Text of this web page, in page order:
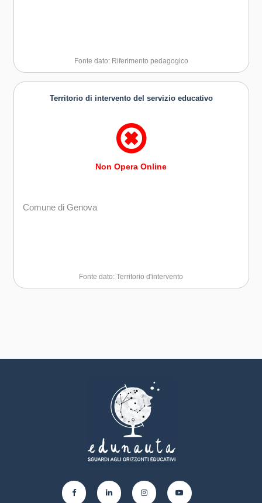
Fonte dato: Riferimento pedagogico
Territorio di intervento del servizio educativo
Non Opera Online
Comune di Genova
Fonte dato: Territorio d'intervento